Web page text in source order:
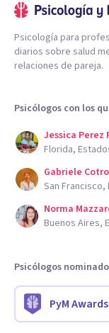
Psicología para
diarios sobre salud
relaciones de pareja.
Psicólogos con los
Jessica Perez
Florida,
Gabriele
San
Norma
Buenos Aires,
Psicólogos
PyM